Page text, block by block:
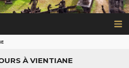
À VIENTIANE